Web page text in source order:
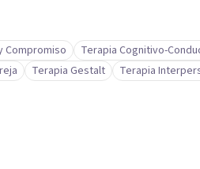
Compromiso Terapia Cognitivo-
Terapia Gestalt Terapia